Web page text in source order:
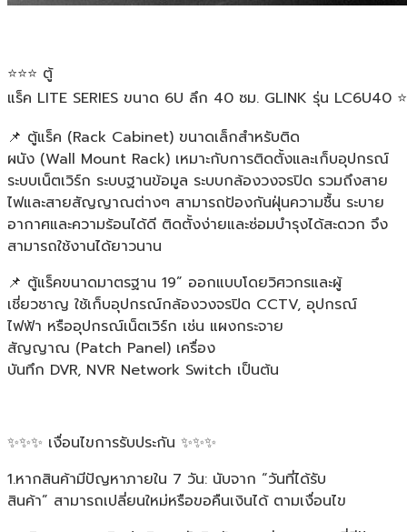
⭐⭐⭐ ตู้
แร็ค LITE SERIES ขนาด 6U ลึก 40 ซม. GLINK รุ่น LC6U40
📌 ตู้แร็ค (Rack Cabinet) ขนาดเล็กสำหรับติด
ผนัง (Wall Mount Rack) เหมาะกับการติดตั้งและเก็บอุปกรณ์
ระบบเน็ตเวิร์ก ระบบฐานข้อมูล ระบบกล้องวงจรปิด รวมถึงสาย
ไฟและสายสัญญาณต่างๆ สามารถป้องกันฝุ่นความชื้น ระบาย
อากาศและความร้อนได้ดี ติดตั้งง่ายและซ่อมบำรุงได้สะดวก จึง
สามารถใช้งานได้ยาวนาน
📌 ตู้แร็คขนาดมาตรฐาน 19” ออกแบบโดยวิศวกรและผู้
เชี่ยวชาญ ใช้เก็บอุปกรณ์กล้องวงจรปิด CCTV, อุปกรณ์
ไฟฟ้า หรืออุปกรณ์เน็ตเวิร์ก เช่น แผงกระจาย
สัญญาณ (Patch Panel) เครื่อง
บันทึก DVR, NVR Network Switch เป็นต้น
✨✨✨ เงื่อนไขการรับประกัน ✨✨✨
1.หากสินค้ามีปัญหาภายใน 7 วัน: นับจาก “วันที่ได้รับ
สินค้า” สามารถเปลี่ยนใหม่หรือขอคืนเงินได้ ตามเงื่อนไข